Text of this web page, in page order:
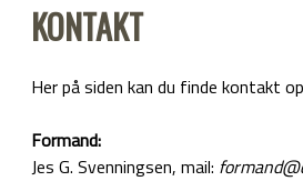
KONTAKT
Her på siden kan du finde kontakt
Formand:
Jes G. Svenningsen, mail: